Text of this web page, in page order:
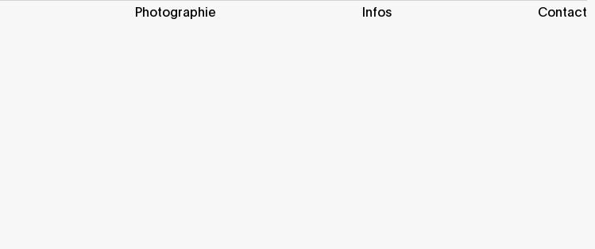
Photographie Infos Contact